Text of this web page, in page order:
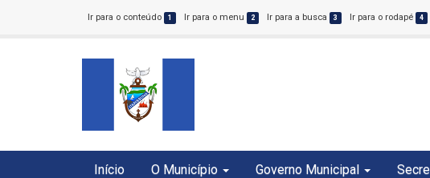
Ir para o conteúdo 1 Ir para o menu 2 Ir para a busca 3 Ir para o rodapé 4
Início O Município Governo Municipal